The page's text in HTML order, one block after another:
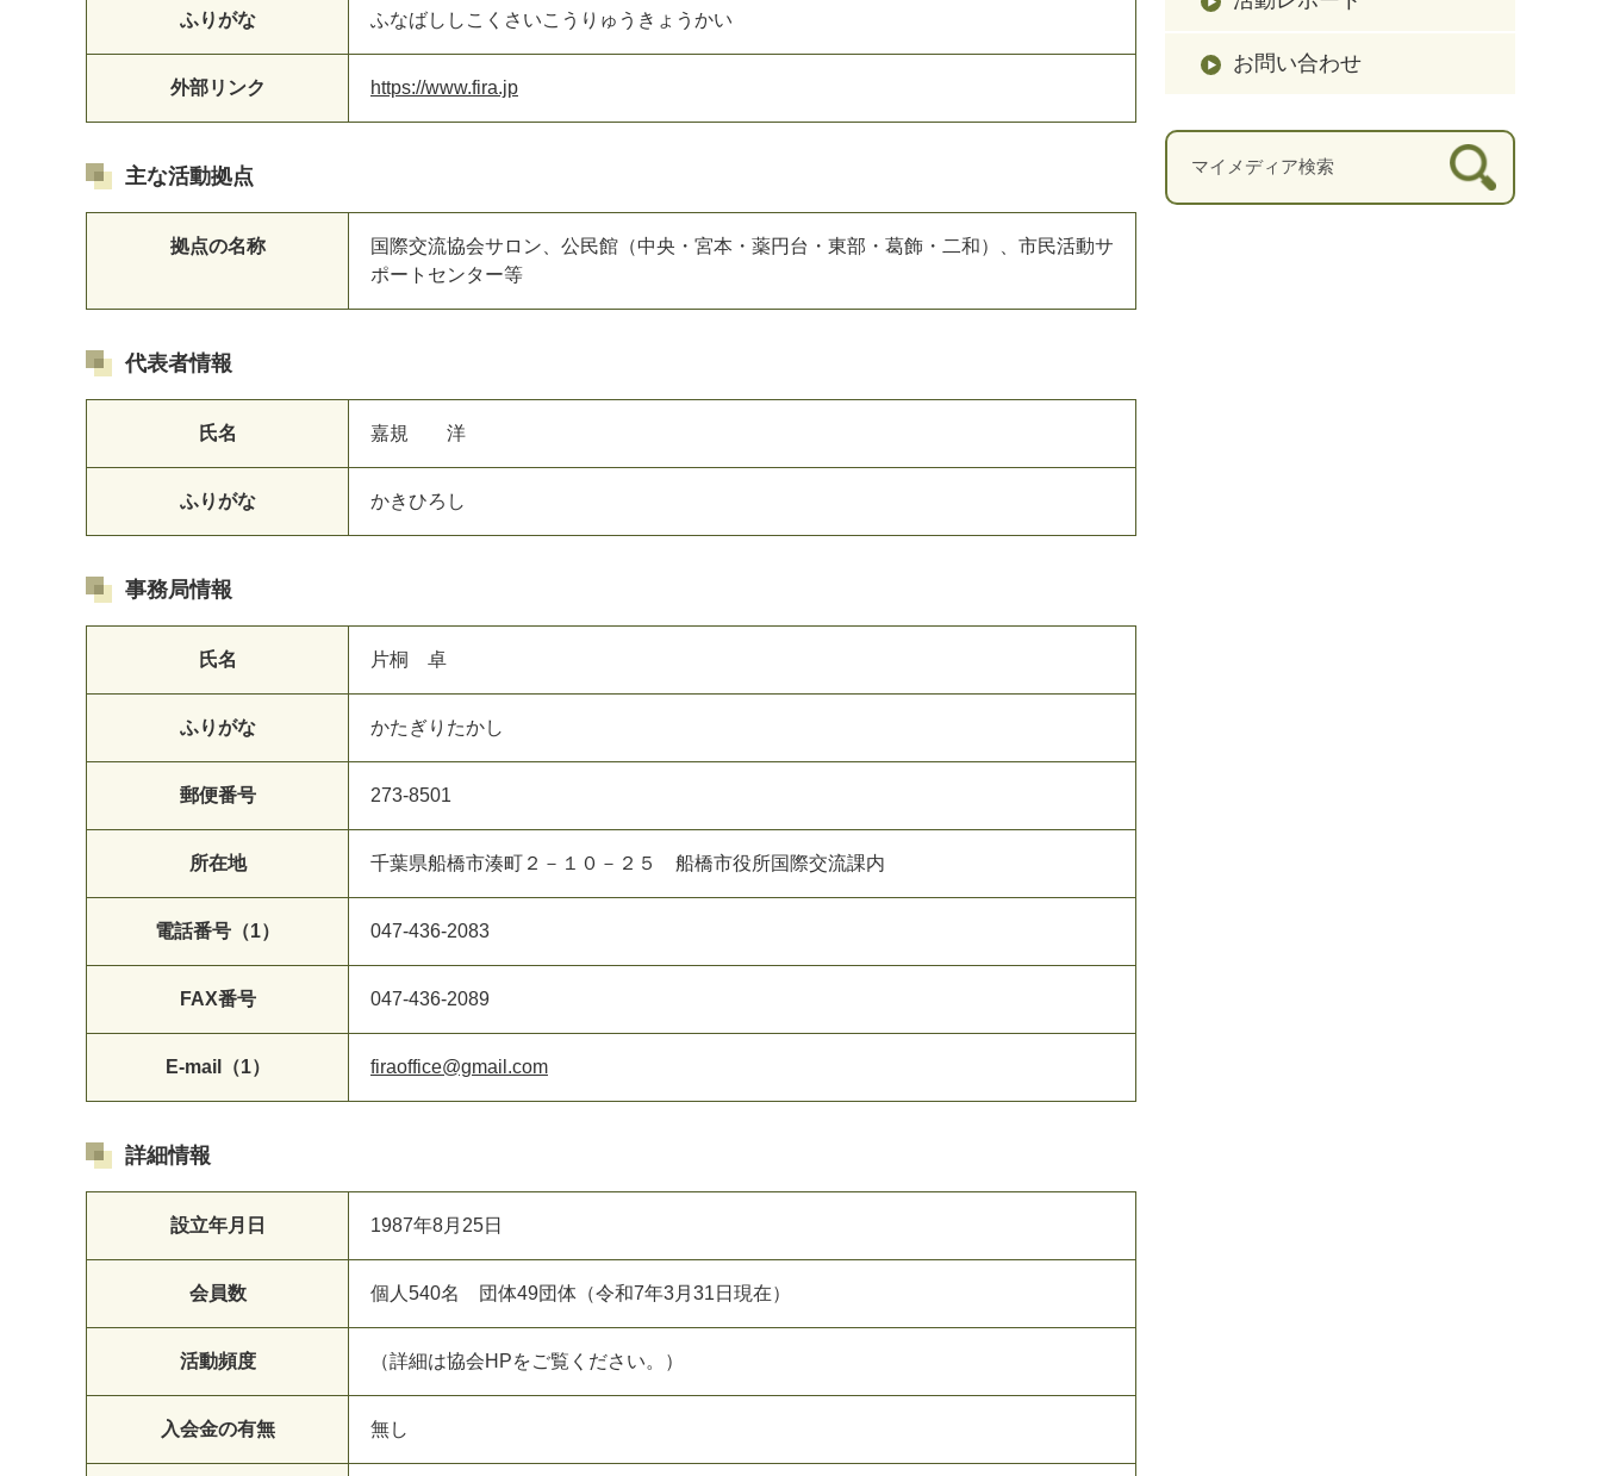
ふりがな ふなばししこくさいこうりゅうきょうかい
外部リンク https://www.fira.jp
主な活動拠点
拠点の名称
国際交流協会サロン、公民館（中央・宮本・薬円台・東部・葛飾・二和）、市民活動サ
ポートセンター等
代表者情報
氏名 嘉規 洋
ふりがな かきひろし
事務局情報
氏名 片桐 卓
ふりがな かたぎりたかし
郵便番号 273-8501
所在地 千葉県船橋市湊町２－１０－２５ 船橋市役所国際交流課内
電話番号（1） 047-436-2083
FAX番号 047-436-2089
E-mail（1） firaoffice@gmail.com
詳細情報
設立年月日 1987年8月25日
会員数 個人540名 団体49団体（令和7年3月31日現在）
活動頻度 （詳細は協会HPをご覧ください。）
入会金の有無 無し
お問い合わせ